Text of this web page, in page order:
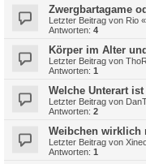
Zwergbartagame
Letzter Beitrag von Rio «
Antworten: 4
Körper im Alter
Letzter Beitrag von
Antworten: 1
Welche Unterart
Letzter Beitrag von
Antworten: 2
Weibchen wirklich
Letzter Beitrag von
Antworten: 1